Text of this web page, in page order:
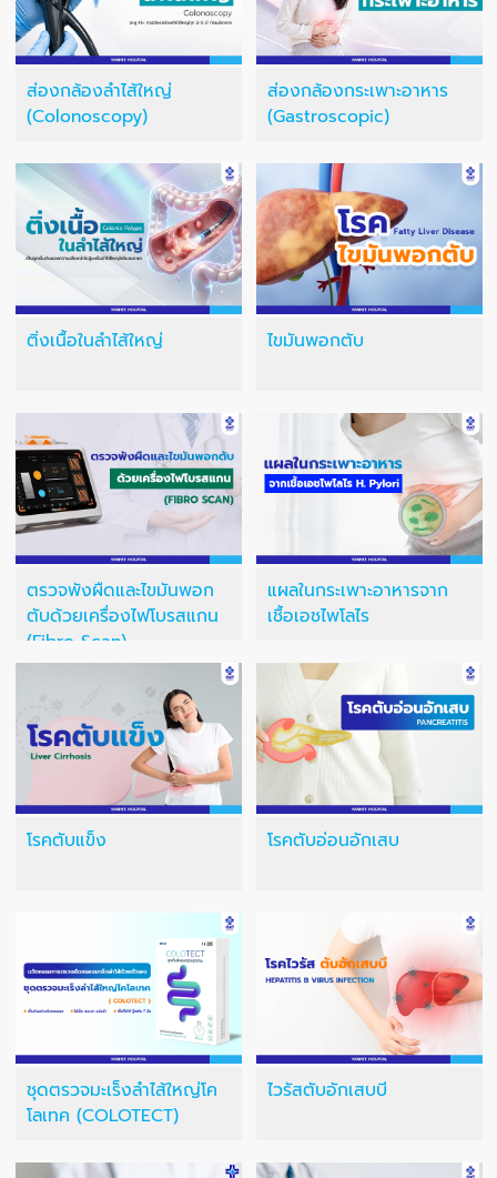
ส่องกล้องลำไส้ใหญ่
(Colonoscopy)
ส่องกล้องกระเพาะอาหาร
(Gastroscopic)
ติ่งเนื้อในลำไส้ใหญ่ ไขมันพอกตับ
ตรวจพังผืดและไขมันพอก
ตับด้วยเครื่องไฟโบรสแกน
(Fibro Scan)
แผลในกระเพาะอาหารจาก
เชื้อเอชไพโลไร
โรคตับแข็ง โรคตับอ่อนอักเสบ
ชุดตรวจมะเร็งลำไส้ใหญ่โค
โลเทค (COLOTECT)
ไวรัสตับอักเสบบี